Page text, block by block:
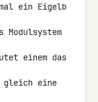
mal ein Eigelb
einem das
gleich eine